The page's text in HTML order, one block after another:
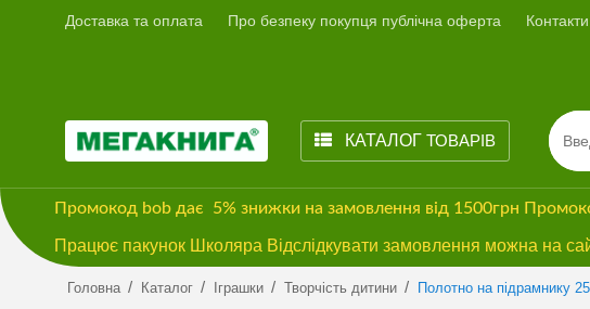
Доставка та оплата Про безпеку покупця публічна оферта Контакти
КАТАЛОГТОВАРІВ
Промокод bob дає 5% знижки на замовлення від 1500грн
Працює пакунок Школяра Відслідкувати замовлення можна на
Головна / Каталог / Іграшки / Творчість дитини / Полотно на підрамнику